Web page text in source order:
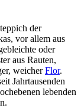
der
vor allem aus
oder
aus Rauten,
weicherFlor.
Jahrtausenden
lebenden